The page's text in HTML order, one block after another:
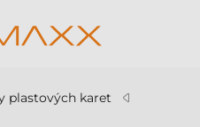
plastových karet